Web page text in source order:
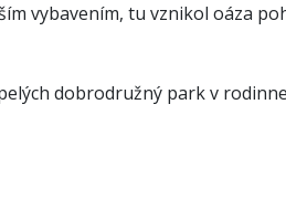
vybavením, tu vznikol oáza
dobrodružný park v